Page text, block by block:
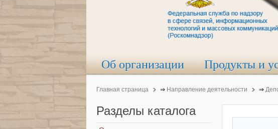
Об организации Продукты и
Главная страница ⇒ Направление деятельности ⇒
Разделы каталога